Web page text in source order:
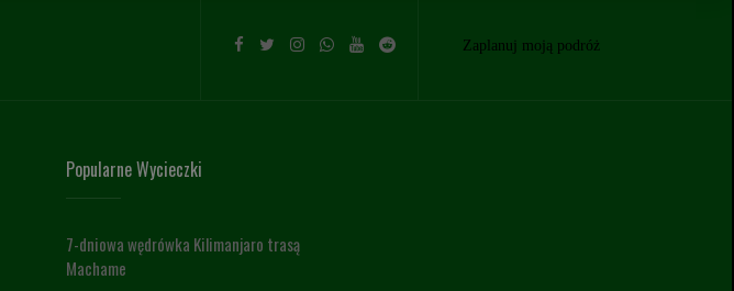
Zaplanuj moją podróż
Popularne Wycieczki
7-dniowa wędrówka Kilimanjaro trasą
Machame